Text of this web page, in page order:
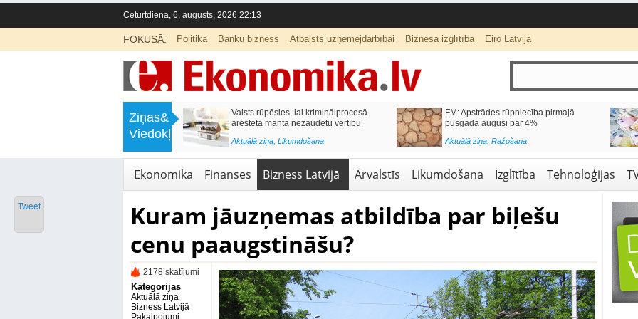
Ceturtdiena, 6. augusts, 2026 22:13
FOKUSĀ: Politika Banku bizness Atbalsts uzņēmējdarbībai Biznesa izglītība Eiro Latvijā
Ziņas&
Viedokļi
Inflācijas slogs atgriežas: ECB varētu
Trīs kļūdas, kas var mazināt pensijas
uzkrājuma apjomu
Aktuālā ziņa, Finanses
Pirkt vai īrēt mājokli? Kas jāņem vērā,
pieņemot lēmumu
Aktuālā ziņa, Ekonomika
Ekonomika Finanses Bizness Latvijā Ārvalstīs Likumdošana Izglītība Tehnoloģijas
Kuram jāuzņemas atbildība par biļešu
cenu paaugstināšu?
2178 skatījumi
Kategorijas
Aktuālā ziņa
Bizness Latvijā
Pakalpojumi
Tweet